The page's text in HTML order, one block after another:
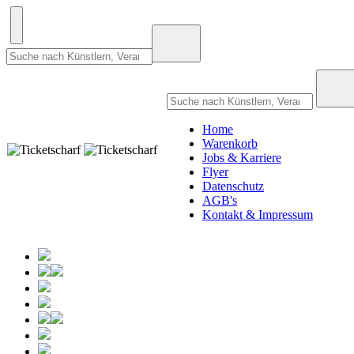
Home
Warenkorb
Jobs & Karriere
Flyer
Datenschutz
AGB's
Kontakt & Impressum